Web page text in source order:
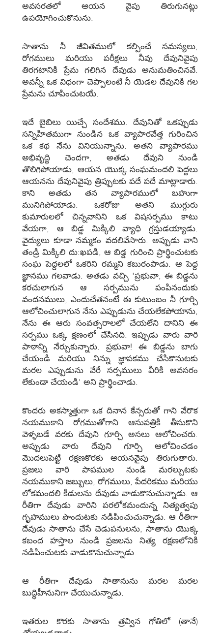
అవసరతలో ఆయన వైపు తిరుగునట్లు
ఉపయోగించుకొనును.
సాతాను నీ జీవితములో కల్పించే సమస్యలు,
రోగములు మరియు పరీక్షలు నీవు దేవునివైపు
తిరగటానికి ప్రేమ గలిగిన దేవుడు అనుమతించినవే.
అవన్నీ ఒక విధంగా చెప్పాలంటే నీ యెడల దేవునికి గల
ప్రేమను చూపించుటయే.
ఇదే బైబిలు యిచ్చే సందేశము. దేవునితో ఒకప్పుడు
సన్నిహితముగా నుండిన ఒక వ్యాపారవేత్త గురించిన
ఒక కథ నేను వినియున్నాను. అతని వ్యాపారము
అభివృద్ధి చెందగా, అతడు దేవుని నుండి
తొలిగిపోయాడు, ఆయన యొక్క సంఘమందలి పెద్దలు
ఆయనను దేవునివైపు త్రిప్పుటకు పదే పదే మాట్లాడారు.
కాని అతడు తన వ్యాపారములో బహుగా
మునిగిపోయాడు. ఒకరోజు అతని ముగ్గురు
కుమారులలో చిన్నవానిని ఒక విషసర్పము కాటు
వేయగా, ఆ బిడ్డ మిక్కిలి వ్యాధి గ్రస్తుడయ్యాడు.
వైద్యులు కూడా నమ్మకం వదలివేసారు. అప్పుడు వాని
తండ్రి మిక్కిలి దు:ఖపడి, ఆ బిడ్డ గురించి ప్రార్థించుటకు
సంఘ పెద్దలలో ఒకరిని రమ్మని కబురంపాడు. ఆ పెద్ద
జ్ఞానము గలవాడు. అతడు వచ్చి 'ప్రభువా, ఈ బిడ్డను
కరచులాగున ఆ సర్పమును పంపినందుకు
వందనములు, ఎందుచేతనంటే ఈ కుటుంబం నీ గూర్చి
ఆలోచించులాగున నేను ఎప్పుడును చేయలేకపోయాను,
నేను ఈ ఆరు సంవత్సరాలలో చేయలేని దానిని ఈ
సర్పము ఒక్క క్షణంలో చేసినది. ఇప్పుడు వారు వారి
పాఠాన్ని నేర్చుకున్నారు. ప్రభువా! ఈ బిడ్డను బాగు
చేయండి మరియు నిన్ను జ్ఞాపకము చేసికొనుటకు
మరల ఎప్పుడును వేరే సర్పములు వీరికి అవసరం
లేకుండా చేయండి' అని ప్రార్థించాడు.
కొందరు అకస్మాత్తుగా ఒక దినాన కేన్సరుతో గాని వేరొక
నయముకాని రోగముతోగాని ఆసుపత్రికి తీసుకొని
వెళ్ళబడే వరకు దేవుని గూర్చి అసలు ఆలోచించరు.
అప్పుడు వారు దేవుని గూర్చి ఆలోచించడం
మొదలుపెట్టి రక్షణకొరకు ఆయనవైపు తిరుగుతారు.
ప్రజలు వారి పాపముల నుండి మరల్చుటకు
నయముకాని జబ్బులు, రోగములు, పేదరికము మరియు
లోకమందలి కీడులను దేవుడు వాడుకొనుచున్నాడు. ఆ
రీతిగా దేవుడు వారిని పరలోకమందున్న నిత్యత్వపు
గృహములు పొందుటకు నడిపించుచున్నాడు. ఆ రీతిగా
దేవుడు సాతాను చేసే చెడుపనులను, సాతాను యొక్క
కబంద హస్తాల నుండి ప్రజలను నిత్య రక్షణలోనికి
నడిపించుటకు వాడుకొనుచున్నాడు.
ఆ రీతిగా దేవుడు సాతానును మరల మరల
బుద్ధిహీనునిగా చేయుచున్నాడు.
ఇతరుల కొరకు సాతాను త్రవ్విన గోతిలో (తానే)